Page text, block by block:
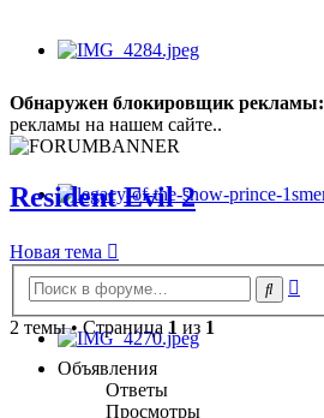
Обнаружен блокировщик рекламы:
рекламы на нашем сайте..
Resident Evil 2
Новая тема
Поиск
2 темы • Страница 1 из 1
Объявления
Ответы
Просмотры